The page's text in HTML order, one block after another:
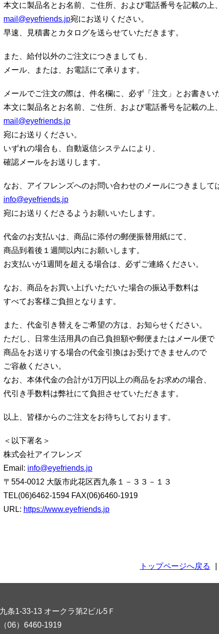
本文に製品名とお名前、ご住所、および電話番号を記載の上、
mail@eyefriends.jp宛にお送りください。
早速、見積書とカタログを送らせていただきます。
また、給付以外のご注文につきましても、
メール、または、お電話にて承ります。
メールでご注文の際は、件名欄に、必ず「注文」とお書きい
本文に製品名とお名前、ご住所、および電話番号を記載の上、
mail@eyefriends.jp
宛にお送りください。
いずれの場合も、自動返信システムにより、
確認メールをお送りします。
なお、アイフレンズへのお問い合わせのメールにつきまして
info@eyefriends.jp
宛にお送りくださるようお願いいたします。
代金のお支払いは、商品に添付の郵便振替用紙にて、
商品到着後１週間以内にお願いします。
お支払いが1週間を超える場合は、必ずご連絡ください。
なお、商品をお買い上げいただいた場合の振込手数料は
すべてお客様ご負担となります。
また、代金引き替えをご希望の方は、お知らせください。
ただし、日常生活用具の自己負担額や郵便またはメール便で
商品をお送りする場合の代金引換はお受けできませんので
ご容赦ください。
なお、本体代金の合計が1万円以上の商品をお求めの場合、
代引き手数料は弊社にて負担させていただきます。
以上、皆様からのご注文をお待ちしております。
＜以下署名＞
株式会社アイフレンズ
Email: info@eyefriends.jp
〒554-0012 大阪市此花区西九条１－３３－１３
TEL(06)6462-1594 FAX(06)6460-1919
URL: https://www.eyefriends.jp
トップページへ戻る
条1-33-13 オークラ第2ビル5Ｆ
06）6460-1919